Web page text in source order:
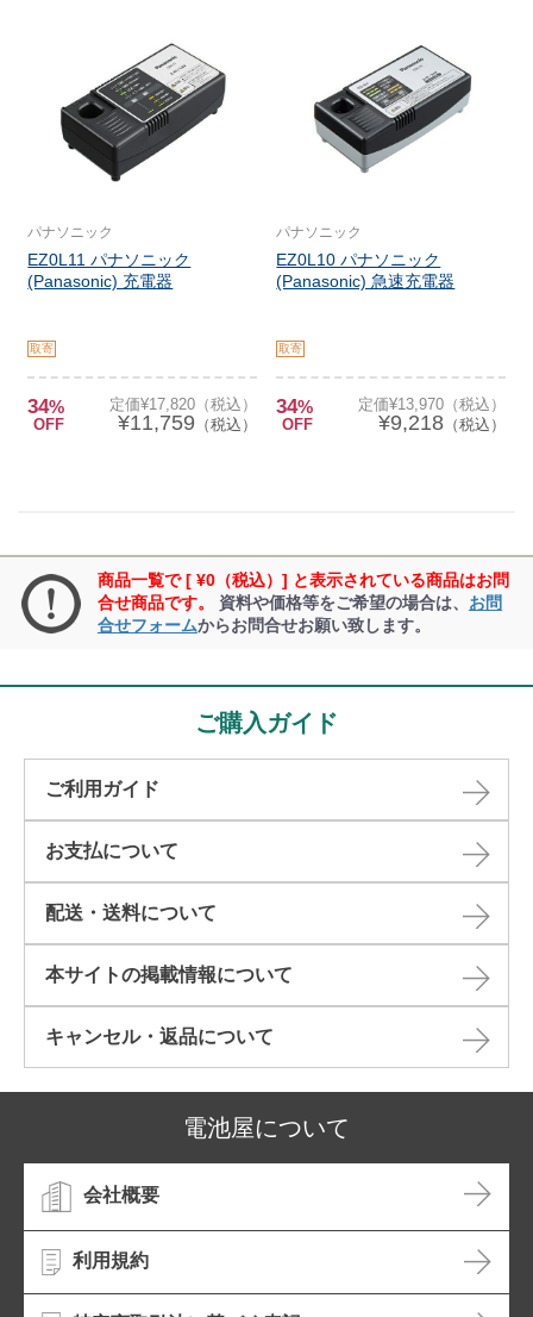
パナソニック
EZ0L11 パナソニック
(Panasonic) 充電器
取寄
34%
OFF
定価¥17,820（税込）
¥11,759 （税込）
パナソニック
EZ0L10 パナソニック
(Panasonic) 急速充電器
取寄
34%
OFF
定価¥13,970（税込）
¥9,218（税込）
商品一覧で [ ¥0（税込）] と表示されている商品はお問
合せ商品です。
資料や価格等をご希望の場合は、 お問
合せフォームからお問合せお願い致します。
ご購入ガイド
ご利用ガイド
お支払について
配送・送料について
本サイトの掲載情報について​
キャンセル・返品について​
電池屋について
会社概要
利用規約